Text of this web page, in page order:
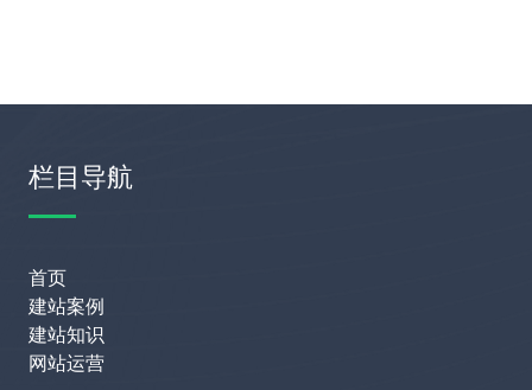
栏目导航
首页
建站案例
建站知识
网站运营